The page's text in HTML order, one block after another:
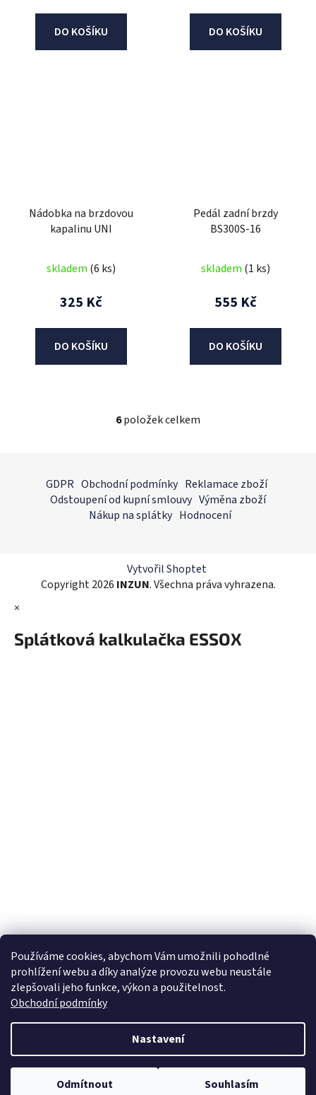
Používáme cookies, abychom Vám umožnili pohodlné
prohlížení webu a díky analýze provozu webu neustále
zlepšovali jeho funkce, výkon a použitelnost.
Obchodní podmínky
Nastavení
Odmítnout Souhlasím
DO KOŠÍKU DO KOŠÍKU
Nádobka na brzdovou
kapalinu UNI
skladem (6 ks)
325 Kč
DO KOŠÍKU
Pedál zadní brzdy
BS300S-16
skladem (1 ks)
555 Kč
DO KOŠÍKU
O
d
a
c
r
v
v
ý
6položek celkem
GDPR Obchodní podmínky Reklamace zboží
Odstoupení od kupní smlouvy Výměna zboží
Nákup na splátky Hodnocení
Vytvořil Shoptet
Copyright 2026 INZUN. Všechna práva vyhrazena.
×
Splátková kalkulačka ESSOX